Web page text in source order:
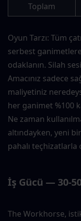
Toplam
Oyun Tarzı: Tüm
serbest
odaklanın. Silah
Amacınız sadece
maliyetiniz
her ganimet %100
Ne zaman
altındayken, yeni
pahalı teçhizatlarla
İş Gücü — 30-
The Workhorse,